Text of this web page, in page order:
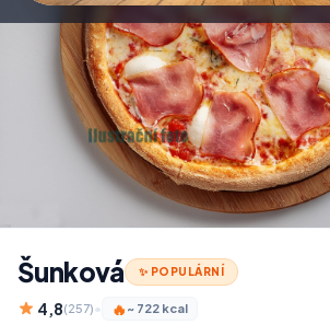
Šunková ✨ POPULÁRNÍ
4,8(257)• 🔥 ~ 722 kcal